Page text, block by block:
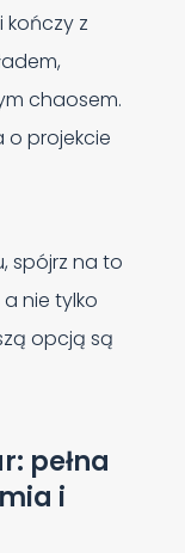
z
chaosem.
o projekcie
spójrz na to
nie tylko
opcją są
pełna
i